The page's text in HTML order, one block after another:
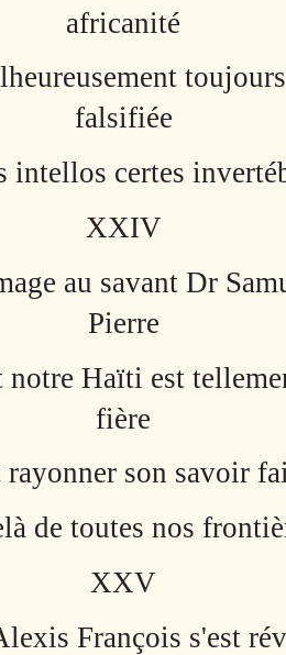
africanité
toujours
falsifiée
intellos certes
XXIV
au savant Dr
Pierre
notre Haïti est
fière
son savoir
de toutes nos
XXV
François s'est